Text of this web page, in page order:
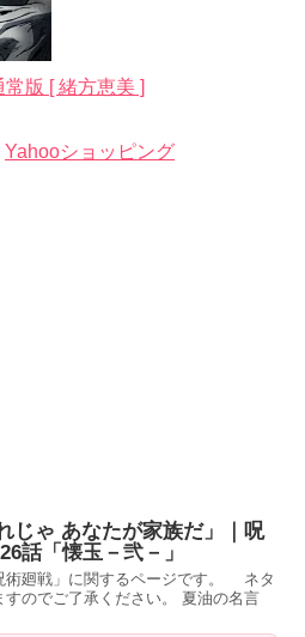
版 [ 緒方恵美 ]
Yahooショッピング
じゃ あなたが家族だ」｜呪
話「懐玉－弐－」
廻戦」に関するページです。 ネタ
すのでご了承ください。 夏油の名言